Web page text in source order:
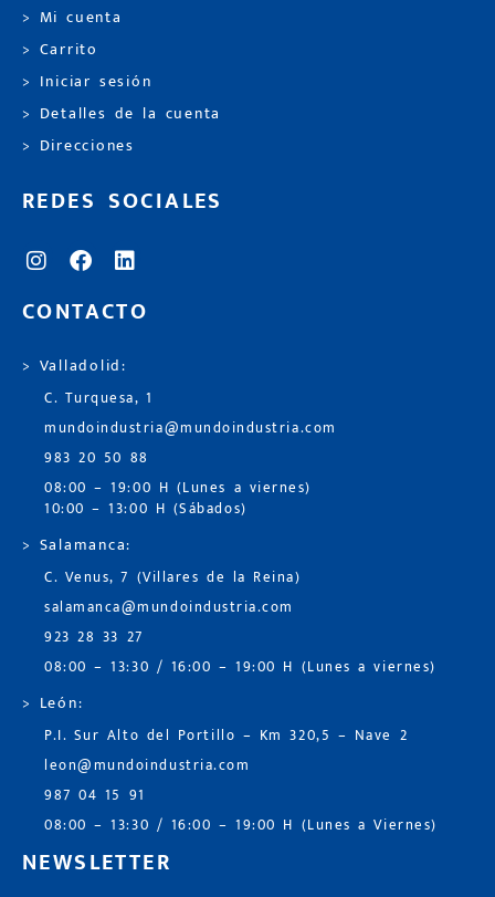
> Mi cuenta
> Carrito
> Iniciar sesión
> Detalles de la cuenta
> Direcciones
REDES SOCIALES
CONTACTO
> Valladolid:
C. Turquesa, 1
mundoindustria@mundoindustria.com
983 20 50 88
08:00 – 19:00 H (Lunes a viernes)
10:00 – 13:00 H (Sábados)
> Salamanca:
C. Venus, 7 (Villares de la Reina)
salamanca@mundoindustria.com
923 28 33 27
08:00 – 13:30 / 16:00 – 19:00 H (Lunes a viernes)
> León:
P.I. Sur Alto del Portillo – Km 320,5 – Nave 2
leon@mundoindustria.com
987 04 15 91
08:00 – 13:30 / 16:00 – 19:00 H (Lunes a Viernes)
NEWSLETTER